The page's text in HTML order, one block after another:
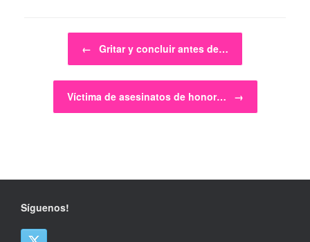
Navegador de artículos
← Gritar y concluir antes de…
Víctima de asesinatos de honor… →
Síguenos!